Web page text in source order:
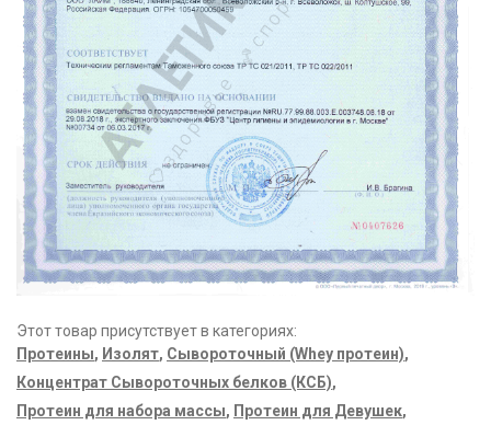
Этот товар присутствует в категориях:
Протеины, Изолят, Сывороточный (Whey протеин),
Концентрат Сывороточных белков (КСБ),
Протеин для набора массы, Протеин для Девушек,